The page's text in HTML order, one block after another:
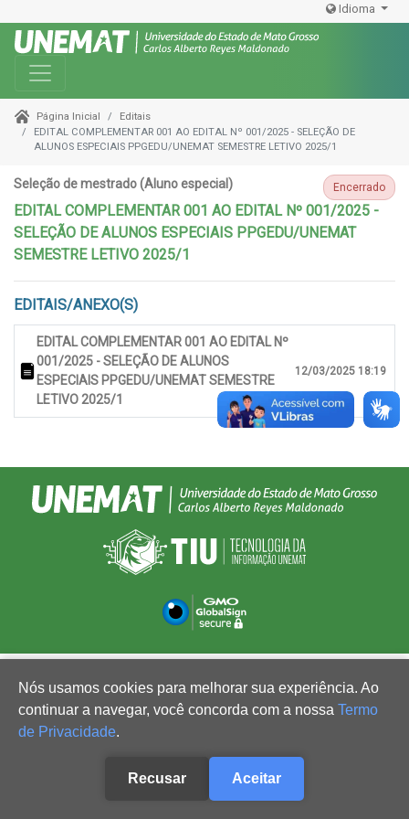
Idioma
Toggle navigation
Página Inicial
Editais
EDITAL COMPLEMENTAR 001 AO EDITAL Nº 001/2025 - SELEÇÃO DE
ALUNOS ESPECIAIS PPGEDU/UNEMAT SEMESTRE LETIVO 2025/1
Seleção de mestrado (Aluno especial) Encerrado
EDITAL COMPLEMENTAR 001 AO EDITAL Nº 001/2025 -
SELEÇÃO DE ALUNOS ESPECIAIS PPGEDU/UNEMAT
SEMESTRE LETIVO 2025/1
EDITAIS/ANEXO(S)
EDITAL COMPLEMENTAR 001 AO EDITAL Nº
001/2025 - SELEÇÃO DE ALUNOS
ESPECIAIS PPGEDU/UNEMAT SEMESTRE
LETIVO 2025/1
12/03/2025 18:19
Nós usamos cookies para melhorar sua experiência. Ao
continuar a navegar, você concorda com a nossa Termo
de Privacidade.
Recusar Aceitar